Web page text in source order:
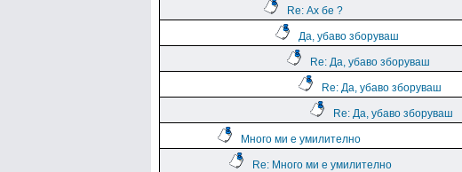
Re: Ах бе ?
Да, убаво зборуваш
Re: Да, убаво зборуваш
Re: Да, убаво зборуваш
Re: Да, убаво зборуваш
Много ми е умилително
Re: Много ми е умилително